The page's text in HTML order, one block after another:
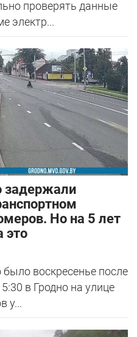
проверять данные
электр...
задержали
Но на 5 лет
это
воскресенье после
в Гродно на улице
у...